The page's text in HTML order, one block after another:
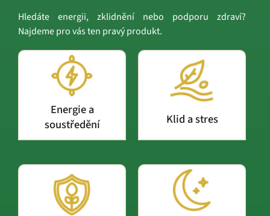
Hledáte energii, zklidnění nebo podporu zdraví?
Najdeme pro vás ten pravý produkt.
Energie a
soustředění
Klid a stres